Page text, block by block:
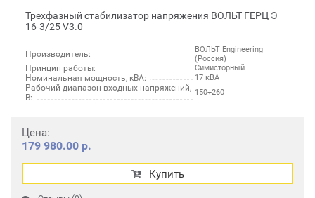
Трехфазный стабилизатор напряжения ВОЛЬТ ГЕРЦ Э
16-3/25 V3.0
Производитель:
ВОЛЬТ Engineering
(Россия)
Принцип работы: Симисторный
Номинальная мощность, кВА: 17 кВА
Рабочий диапазон входных напряжений,
В:
150÷260
Цена:
179 980.00 р.
Купить